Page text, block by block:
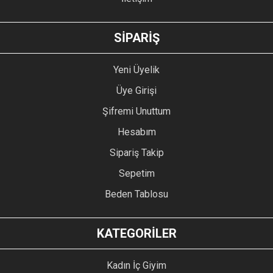
GÖNDER
SİPARİŞ
Yeni Üyelik
Üye Girişi
Şifremi Unuttum
Hesabım
Sipariş Takip
Sepetim
Beden Tablosu
KATEGORİLER
Kadın İç Giyim